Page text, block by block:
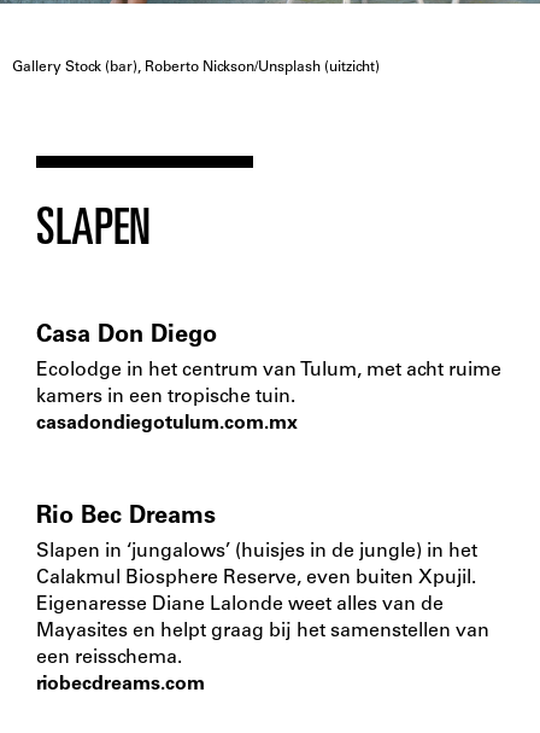
Gallery Stock (bar), Roberto Nickson/Unsplash (uitzicht)
SLAPEN
Casa Don Diego
Ecolodge in het centrum van Tulum, met acht ruime
kamers in een tropische tuin.
casadondiegotulum.com.mx
Rio Bec Dreams
Slapen in ‘jungalows’ (huisjes in de jungle) in het
Calakmul Biosphere Reserve, even buiten Xpujil.
Eigenaresse Diane Lalonde weet alles van de
Mayasites en helpt graag bij het samenstellen van
een reisschema.
riobecdreams.com